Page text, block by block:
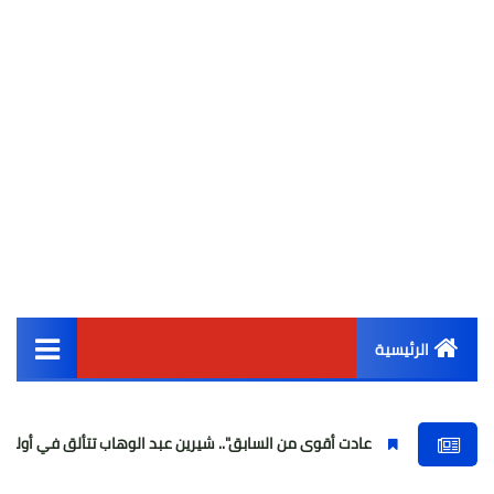
الرئيسية
أخبار مصر
عادت أقوى من السابق".. شيرين عبد الوهاب تتألق في أولى